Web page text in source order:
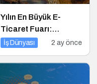
Yılın En Büyük E-
Ticaret Fuarı:
WORLDEF Istanbul
İş Dünyası 2 ay önce